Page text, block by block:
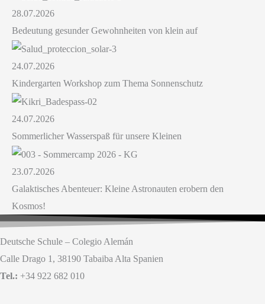
28.07.2026
Bedeutung gesunder Gewohnheiten von klein auf
24.07.2026
Kindergarten Workshop zum Thema Sonnenschutz
24.07.2026
Sommerlicher Wasserspaß für unsere Kleinen
23.07.2026
Galaktisches Abenteuer: Kleine Astronauten erobern den
Kosmos!
Deutsche Schule – Colegio Alemán
Calle Drago 1, 38190 Tabaiba Alta Spanien
Tel.: +34 922 682 010